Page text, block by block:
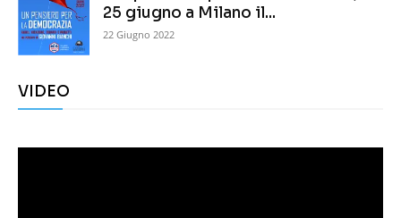
25 giugno a Milano il...
22 Giugno 2022
VIDEO